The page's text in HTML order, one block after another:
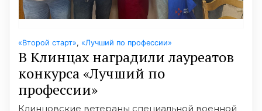
«Второй старт», «Лучший по профессии»
В Клинцах наградили лауреатов
конкурса «Лучший по
профессии»
Клинцовские ветераны специальной военной